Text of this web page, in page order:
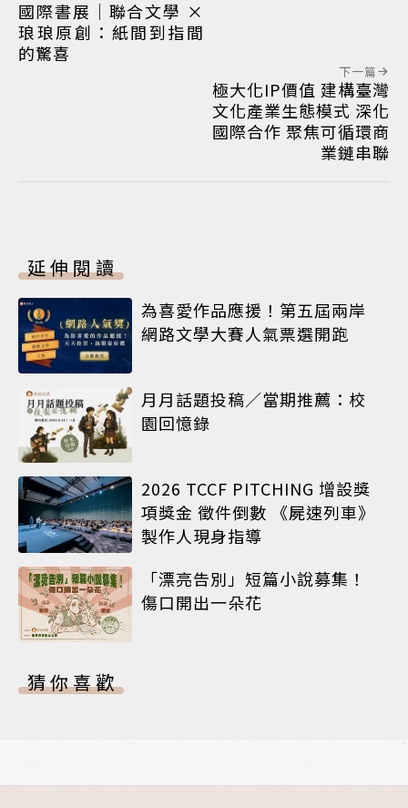
國際書展｜聯合文學 ×
琅琅原創：紙間到指間
的驚喜
下一篇
極大化IP價值 建構臺灣
文化產業生態模式 深化
國際合作 聚焦可循環商
業鏈串聯
延伸閱讀
為喜愛作品應援！第五屆兩岸
網路文學大賽人氣票選開跑
月月話題投稿／當期推薦：校
園回憶錄
2026 TCCF PITCHING 增設獎
項獎金 徵件倒數 《屍速列車》
製作人現身指導
「漂亮告別」短篇小說募集！
傷口開出一朵花
猜你喜歡